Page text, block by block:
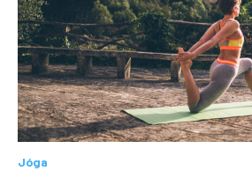
Jóga